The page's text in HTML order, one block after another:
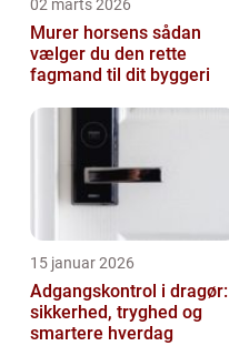
02 marts 2026
Murer horsens sådan
vælger du den rette
fagmand til dit byggeri
15 januar 2026
Adgangskontrol i dragør:
sikkerhed, tryghed og
smartere hverdag